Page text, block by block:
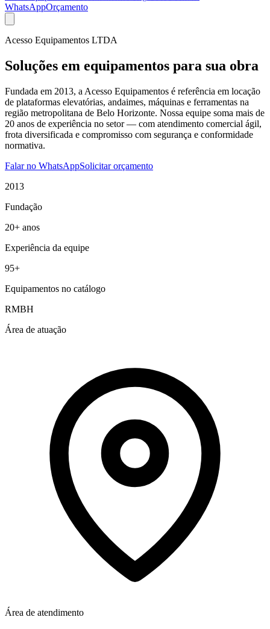
WhatsAppOrçamento
Acesso Equipamentos LTDA
Soluções em equipamentos para sua obra
Fundada em 2013, a Acesso Equipamentos é referência em locação
de plataformas elevatórias, andaimes, máquinas e ferramentas na
região metropolitana de Belo Horizonte. Nossa equipe soma mais de
20 anos de experiência no setor — com atendimento comercial ágil,
frota diversificada e compromisso com segurança e conformidade
normativa.
Falar no WhatsAppSolicitar orçamento
2013
Fundação
20+ anos
Experiência da equipe
95+
Equipamentos no catálogo
RMBH
Área de atuação
Área de atendimento